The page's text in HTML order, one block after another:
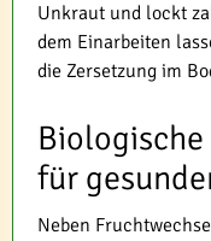
Unkraut und lockt
dem Einarbeiten
die Zersetzung im
für
Neben